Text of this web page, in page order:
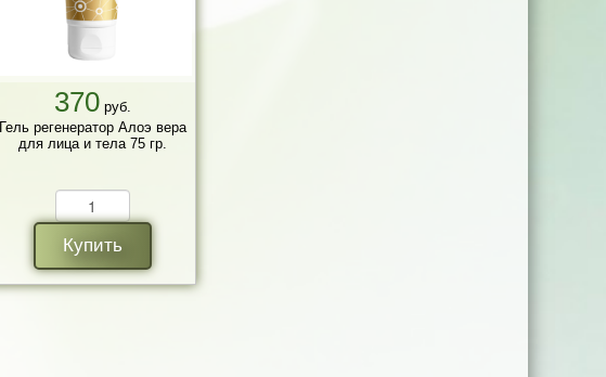
370руб.
Гель регенератор Алоэ вера
для лица и тела 75 гр.
Купить